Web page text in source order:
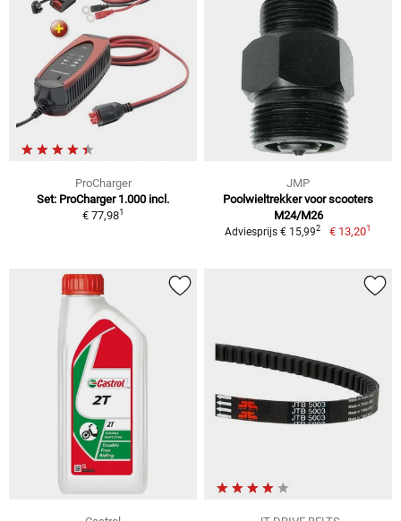
ProCharger
Set: ProCharger 1.000 incl.
€ 77,981
JMP
Poolwieltrekker voor scooters
M24/M26
Adviesprijs € 15,992 € 13,201